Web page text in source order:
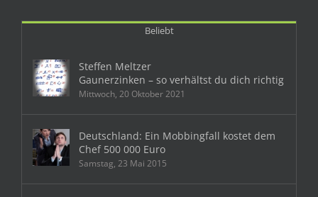
Beliebt
Steffen Meltzer
Gaunerzinken – so verhältst du dich richtig
Mittwoch, 20 Oktober 2021
Deutschland: Ein Mobbingfall kostet dem
Chef 500 000 Euro
Samstag, 23 Mai 2015